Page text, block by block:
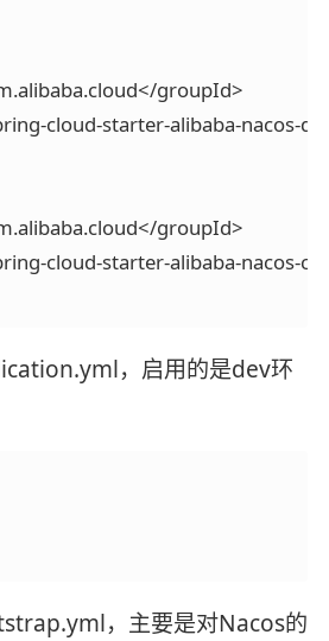
，启用的是dev环
，主要是对Nacos的